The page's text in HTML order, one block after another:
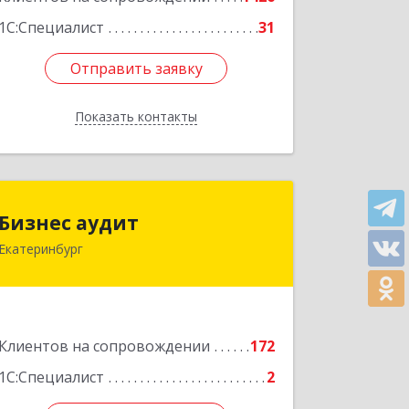
1С:Специалист
31
Отправить заявку
Показать контакты
Отправить заявку
Назад
Бизнес аудит
Екатеринбург
Клиентов на сопровождении
172
1С:Специалист
2
Подробнее